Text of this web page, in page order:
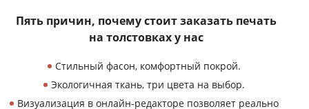
Пять причин, почемустоит заказать печать
на толстовках у нас
Стильный фасон, комфортный покрой.
Экологичная ткань, три цвета на выбор.
Визуализация в онлайн-редакторе позволяет реально